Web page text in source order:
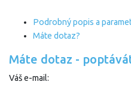
Podrobný popis a
Máte dotaz?
Máte dotaz -
Váš e-mail: